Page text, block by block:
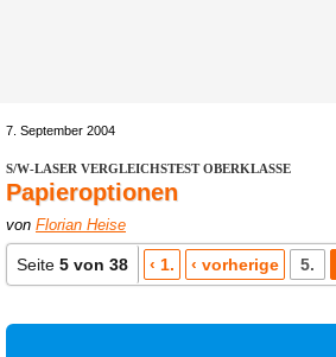
7. September 2004
S/W-LASER VERGLEICHSTEST OBERKLASSE
Papieroptionen
von Florian Heise
Seite 5 von 38 ‹ 1. ‹ vorherige 5.